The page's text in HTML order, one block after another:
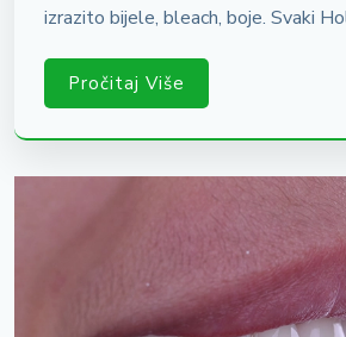
izrazito bijele, bleach, boje. Svaki
Pročitaj Više